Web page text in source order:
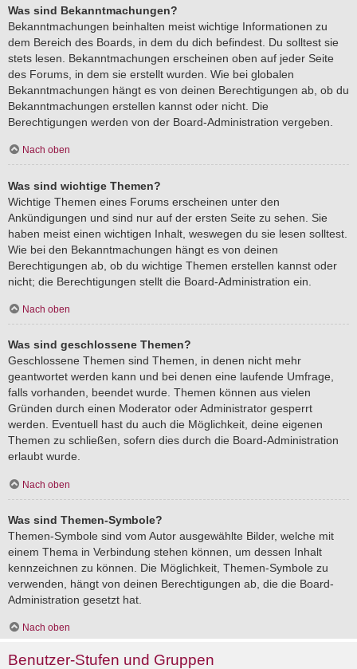
Was sind Bekanntmachungen?
Bekanntmachungen beinhalten meist wichtige Informationen zu
dem Bereich des Boards, in dem du dich befindest. Du solltest sie
stets lesen. Bekanntmachungen erscheinen oben auf jeder Seite
des Forums, in dem sie erstellt wurden. Wie bei globalen
Bekanntmachungen hängt es von deinen Berechtigungen ab, ob du
Bekanntmachungen erstellen kannst oder nicht. Die
Berechtigungen werden von der Board-Administration vergeben.
Nach oben
Was sind wichtige Themen?
Wichtige Themen eines Forums erscheinen unter den
Ankündigungen und sind nur auf der ersten Seite zu sehen. Sie
haben meist einen wichtigen Inhalt, weswegen du sie lesen solltest.
Wie bei den Bekanntmachungen hängt es von deinen
Berechtigungen ab, ob du wichtige Themen erstellen kannst oder
nicht; die Berechtigungen stellt die Board-Administration ein.
Nach oben
Was sind geschlossene Themen?
Geschlossene Themen sind Themen, in denen nicht mehr
geantwortet werden kann und bei denen eine laufende Umfrage,
falls vorhanden, beendet wurde. Themen können aus vielen
Gründen durch einen Moderator oder Administrator gesperrt
werden. Eventuell hast du auch die Möglichkeit, deine eigenen
Themen zu schließen, sofern dies durch die Board-Administration
erlaubt wurde.
Nach oben
Was sind Themen-Symbole?
Themen-Symbole sind vom Autor ausgewählte Bilder, welche mit
einem Thema in Verbindung stehen können, um dessen Inhalt
kennzeichnen zu können. Die Möglichkeit, Themen-Symbole zu
verwenden, hängt von deinen Berechtigungen ab, die die Board-
Administration gesetzt hat.
Nach oben
Benutzer-Stufen und Gruppen